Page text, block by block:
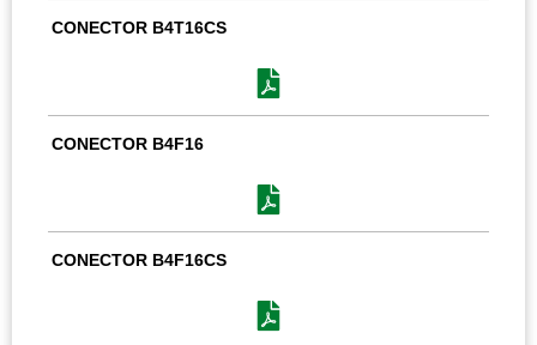
CONECTOR B4T16CS
CONECTOR B4F16
CONECTOR B4F16CS